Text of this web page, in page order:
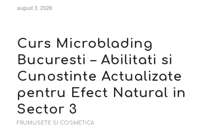
august 3, 2026
Curs Microblading
Bucuresti – Abilitati si
Cunostinte Actualizate
pentru Efect Natural in
Sector 3
FRUMUSETE SI COSMETICA